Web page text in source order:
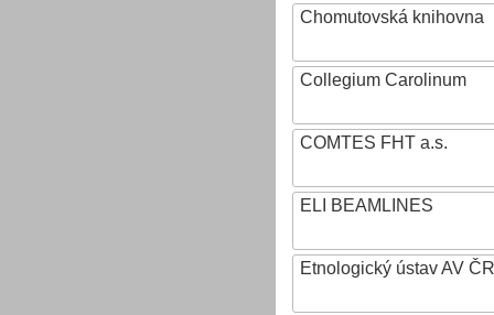
Chomutovská knihovna
Collegium Carolinum
COMTES FHT a.s.
ELI BEAMLINES
Etnologický ústav AV